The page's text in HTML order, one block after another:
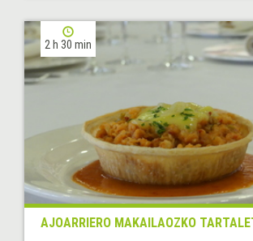
2 h 30 min
AJOARRIERO MAKAILAOZKO